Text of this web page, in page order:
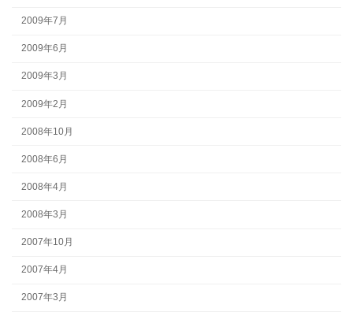
2009年7月
2009年6月
2009年3月
2009年2月
2008年10月
2008年6月
2008年4月
2008年3月
2007年10月
2007年4月
2007年3月